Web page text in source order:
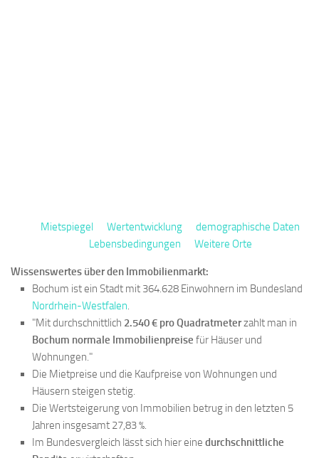
Mietspiegel Wertentwicklung
demographische Daten
Lebensbedingungen
Weitere Orte
Wissenswertes über den Immobilienmarkt:
Bochum ist ein Stadt mit 364.628 Einwohnern im Bundesland
Nordrhein-Westfalen.
"Mit durchschnittlich 2.540 € pro Quadratmeterzahlt man in
Bochum normale Immobilienpreise für Häuser und
Wohnungen."
Die Mietpreise und die Kaufpreise von Wohnungen und
Häusern steigen stetig.
Die Wertsteigerung von Immobilien betrug in den letzten 5
Jahren insgesamt 27,83 %.
Im Bundesvergleich lässt sich hier eine durchschnittliche